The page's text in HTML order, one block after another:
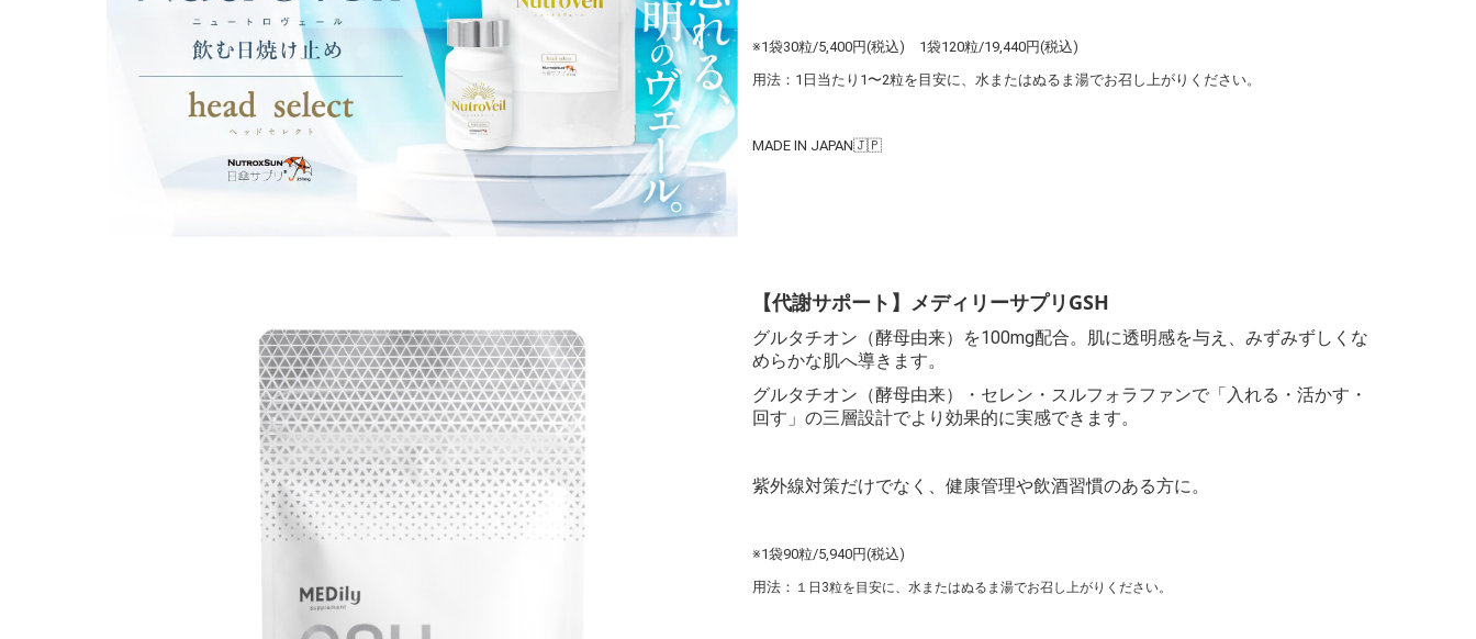
※1袋30粒/5,400円(税込) 1袋120粒/19,440円(税込)
用法：1日当たり1〜2粒を目安に、水またはぬるま湯でお召し上がりください。
MADE IN JAPAN🇯🇵
【代謝サポート】メディリーサプリGSH
グルタチオン（酵母由来）を100mg配合。肌に透明感を与え、みずみずしくな
めらかな肌へ導きます。
グルタチオン（酵母由来）・セレン・スルフォラファンで「入れる・活かす・
回す」の三層設計でより効果的に実感できます。
紫外線対策だけでなく、健康管理や飲酒習慣のある方に。
※1袋90粒/5,940円(税込)
用法： １日3粒を目安に、水またはぬるま湯でお召し上がりください。